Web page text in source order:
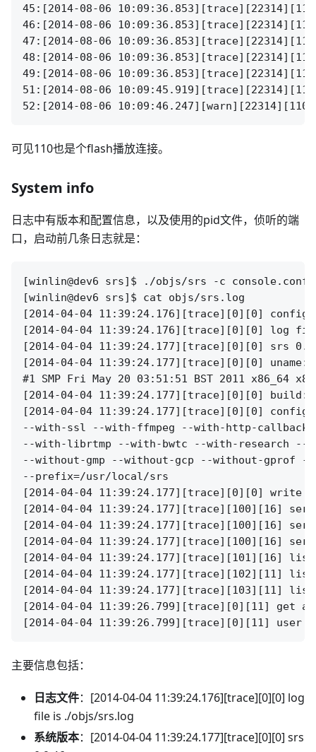
45:[2014-08-06
46:[2014-08-06
47:[2014-08-06
48:[2014-08-06
49:[2014-08-06
51:[2014-08-06
可见110也是个flash播放连接。
System info
日志中有版本和配置信息，以及使用的pid文件，侦听的端
口，启动前几条日志就是：
[winlin@dev6 srs]$ ./objs/srs -c console.conf
[winlin@dev6 srs]$ cat objs/srs.log
[2014-04-04 11:39:24.176][trace][0][0] config
[2014-04-04 11:39:24.176][trace][0][0] log
[2014-04-04 11:39:24.177][trace][0][0] srs
[2014-04-04 11:39:24.177][trace][0][0]
#1 SMP Fri May 20 03:51:51 BST 2011 x86_64
[2014-04-04 11:39:24.177][trace][0][0] build:
[2014-04-04 11:39:24.177][trace][0][0]
--with-ssl --with-ffmpeg --with-http-
--with-librtmp --with-bwtc --with-research --
--without-gmp --without-gcp --without-gprof --
--prefix=/usr/local/srs
[2014-04-04 11:39:24.177][trace][0][0] write
[2014-04-04 11:39:24.177][trace][100][16]
[2014-04-04 11:39:24.177][trace][100][16]
[2014-04-04 11:39:24.177][trace][100][16]
[2014-04-04 11:39:24.177][trace][101][16]
[2014-04-04 11:39:24.177][trace][102][11]
[2014-04-04 11:39:24.177][trace][103][11]
[2014-04-04 11:39:26.799][trace][0][11] get a
主要信息包括：
日志文件：[2014-04-04 11:39:24.176][trace][0][0] log
file is ./objs/srs.log
系统版本：[2014-04-04 11:39:24.177][trace][0][0] srs